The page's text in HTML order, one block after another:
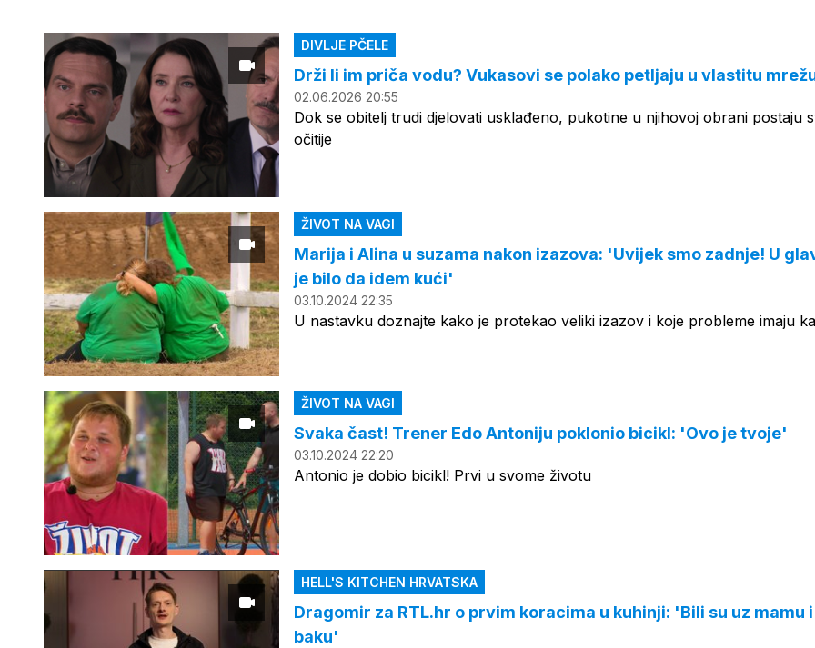
DIVLJE PČELE
Drži li im priča vodu? Vukasovi se polako petljaju u vlastitu
02.06.2026 20:55
Dok se obitelj trudi djelovati usklađeno, pukotine u njihovoj obrani postaju
očitije
ŽIVOT NA VAGI
Marija i Alina u suzama nakon izazova: 'Uvijek smo zadnje! U
je bilo da idem kući'
03.10.2024 22:35
U nastavku doznajte kako je protekao veliki izazov i koje probleme imaju
ŽIVOT NA VAGI
Svaka čast! Trener Edo Antoniju poklonio bicikl: 'Ovo je tvoje'
03.10.2024 22:20
Antonio je dobio bicikl! Prvi u svome životu
HELL'S KITCHEN HRVATSKA
Dragomir za RTL.hr o prvim koracima u kuhinji: 'Bili su uz mamu i
baku'